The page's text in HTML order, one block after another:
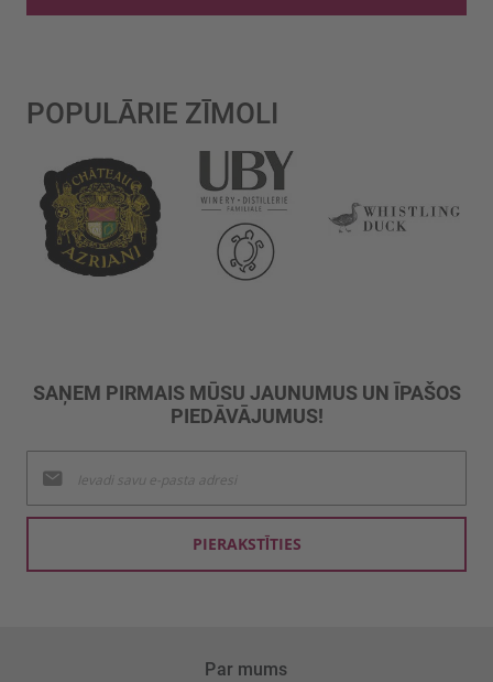
POPULĀRIE ZĪMOLI
SAŅEM PIRMAIS MŪSU JAUNUMUS UN ĪPAŠOS
PIEDĀVĀJUMUS!
jaunumu
saņemšanai:
PIERAKSTĪTIES
Par mums